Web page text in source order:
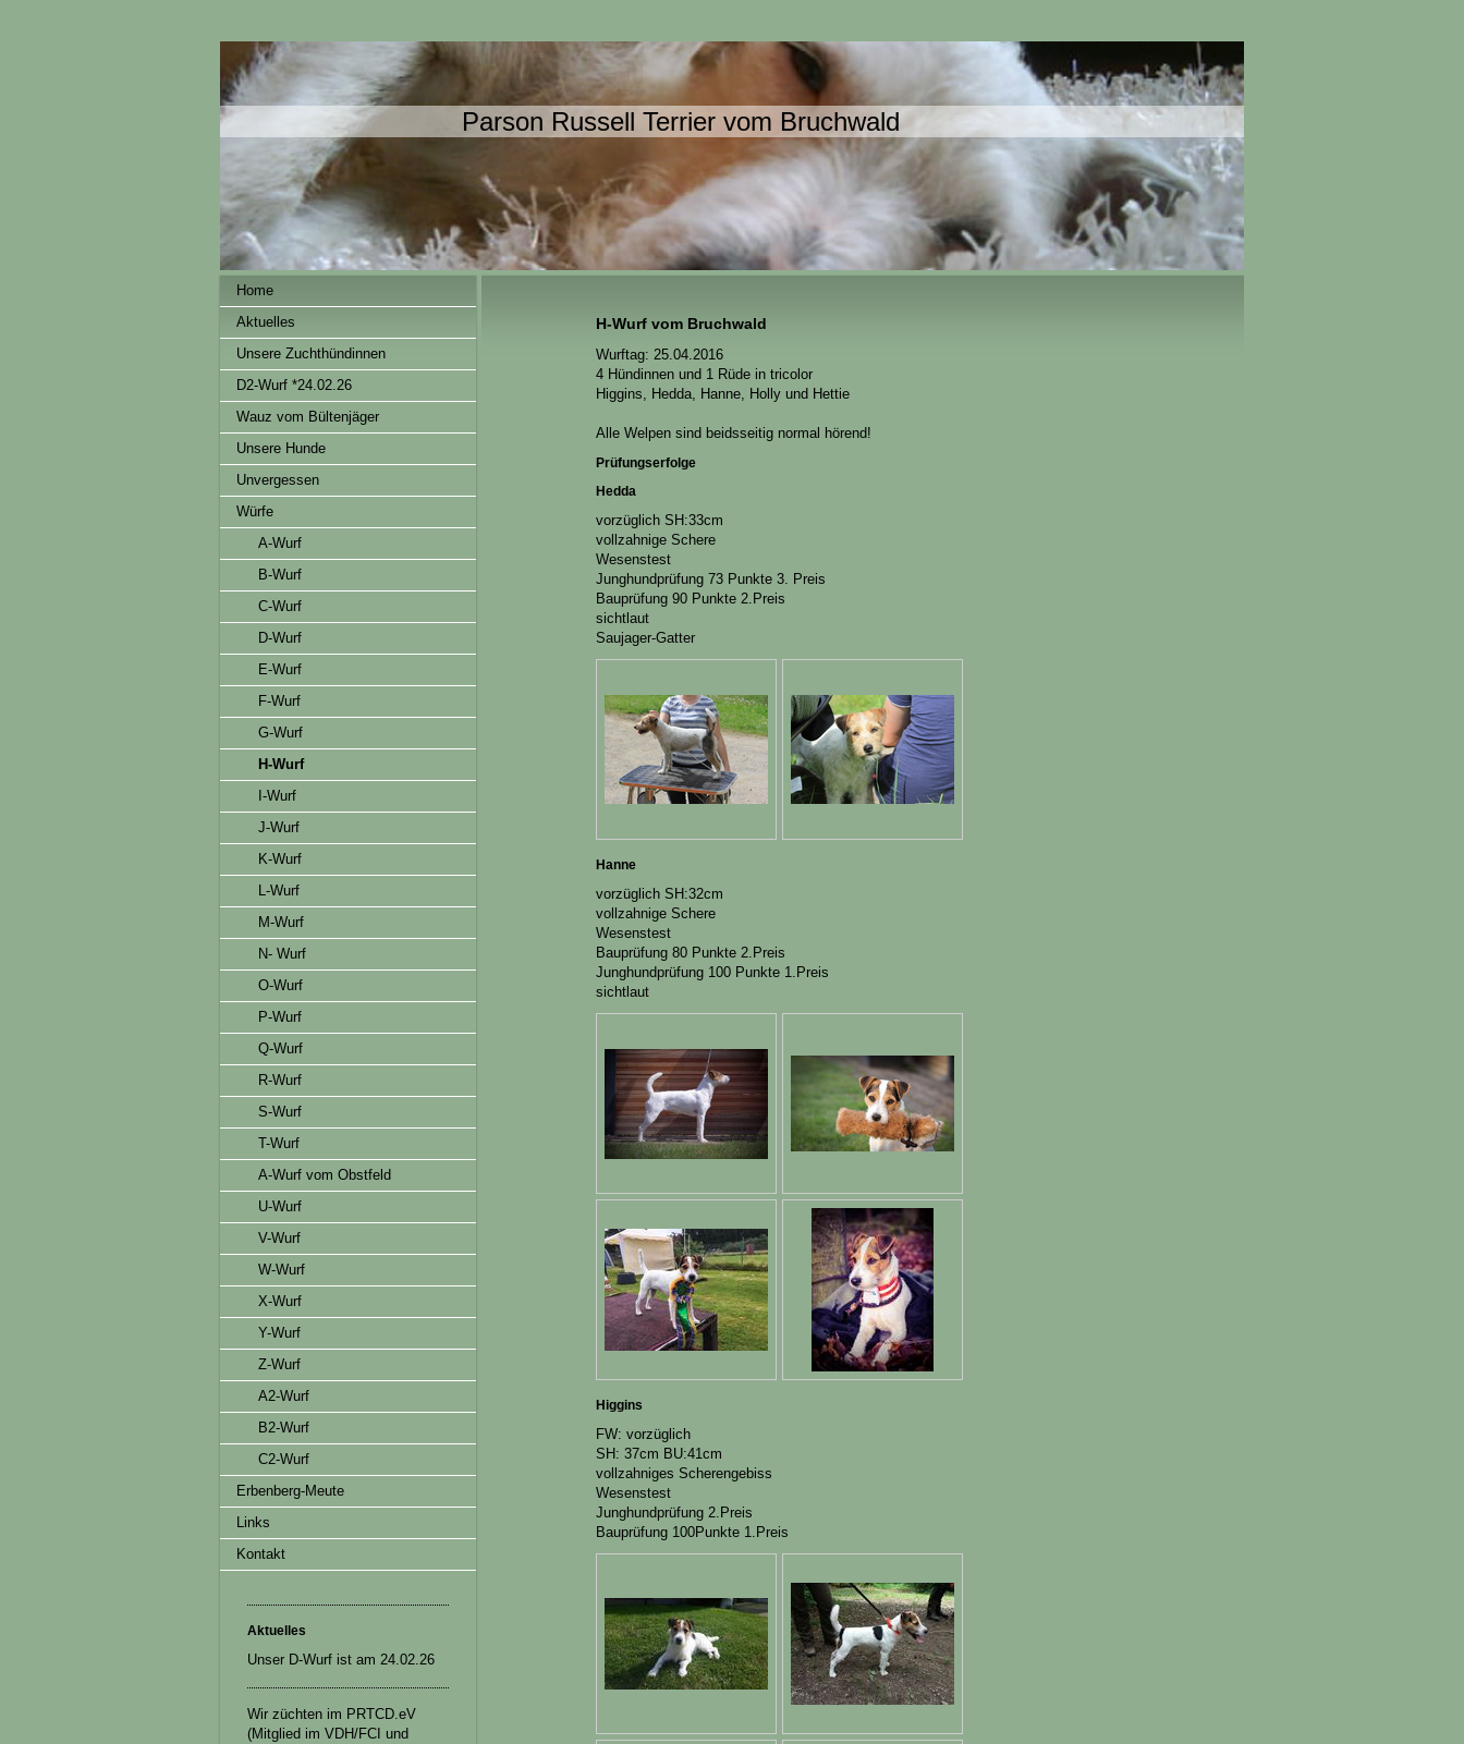
Parson Russell Terrier vom Bruchwald
Home
Aktuelles
Unsere Zuchthündinnen
D2-Wurf *24.02.26
Wauz vom Bültenjäger
Unsere Hunde
Unvergessen
Würfe
A-Wurf
B-Wurf
C-Wurf
D-Wurf
E-Wurf
F-Wurf
G-Wurf
H-Wurf
I-Wurf
J-Wurf
K-Wurf
L-Wurf
M-Wurf
N- Wurf
O-Wurf
P-Wurf
Q-Wurf
R-Wurf
S-Wurf
T-Wurf
A-Wurf vom Obstfeld
U-Wurf
V-Wurf
W-Wurf
X-Wurf
Y-Wurf
Z-Wurf
A2-Wurf
B2-Wurf
C2-Wurf
Erbenberg-Meute
Links
Kontakt
Aktuelles
Unser D-Wurf ist am 24.02.26
Wir züchten im PRTCD.eV
(Mitglied im VDH/FCI und
H-Wurf vom Bruchwald
Wurftag: 25.04.2016
4 Hündinnen und 1 Rüde in tricolor
Higgins, Hedda, Hanne, Holly und Hettie
Alle Welpen sind beidsseitig normal hörend!
Prüfungserfolge
Hedda
vorzüglich SH:33cm
vollzahnige Schere
Wesenstest
Junghundprüfung 73 Punkte 3. Preis
Bauprüfung 90 Punkte 2.Preis
sichtlaut
Saujager-Gatter
Hanne
vorzüglich SH:32cm
vollzahnige Schere
Wesenstest
Bauprüfung 80 Punkte 2.Preis
Junghundprüfung 100 Punkte 1.Preis
sichtlaut
Higgins
FW: vorzüglich
SH: 37cm BU:41cm
vollzahniges Scherengebiss
Wesenstest
Junghundprüfung 2.Preis
Bauprüfung 100Punkte 1.Preis